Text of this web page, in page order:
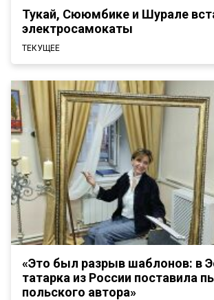
Тукай, Сююмбике и Шурале
электросамокаты
ТЕКУЩЕЕ
«Это был разрыв шаблонов: в
татарка из России поставила
польского автора»